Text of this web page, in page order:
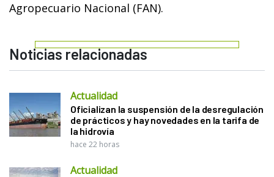
Agropecuario Nacional (FAN).
Noticias relacionadas
Actualidad
Oficializan la suspensión de la desregulación
de prácticos y hay novedades en la tarifa de
la hidrovía
hace 22 horas
Actualidad